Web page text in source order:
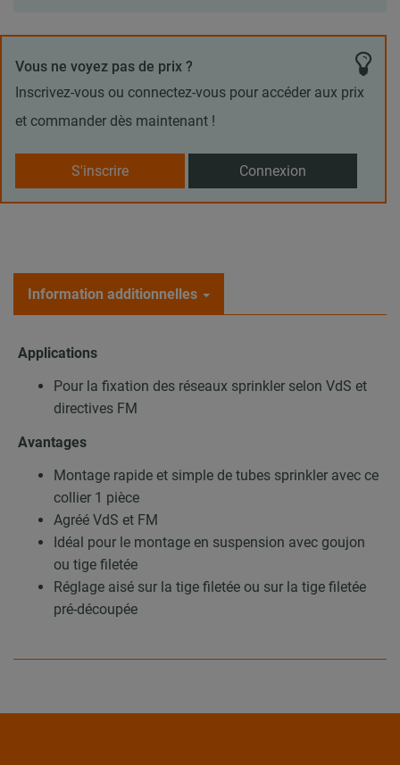
Vous ne voyez pas de prix ?
Inscrivez-vous ou connectez-vous pour accéder aux prix
et commander dès maintenant !
S'inscrire Connexion
Information additionnelles
Applications
Pour la fixation des réseaux sprinkler selon VdS et
directives FM
Avantages
Montage rapide et simple de tubes sprinkler avec ce
collier 1 pièce
Agréé VdS et FM
Idéal pour le montage en suspension avec goujon
ou tige filetée
Réglage aisé sur la tige filetée ou sur la tige filetée
pré-découpée